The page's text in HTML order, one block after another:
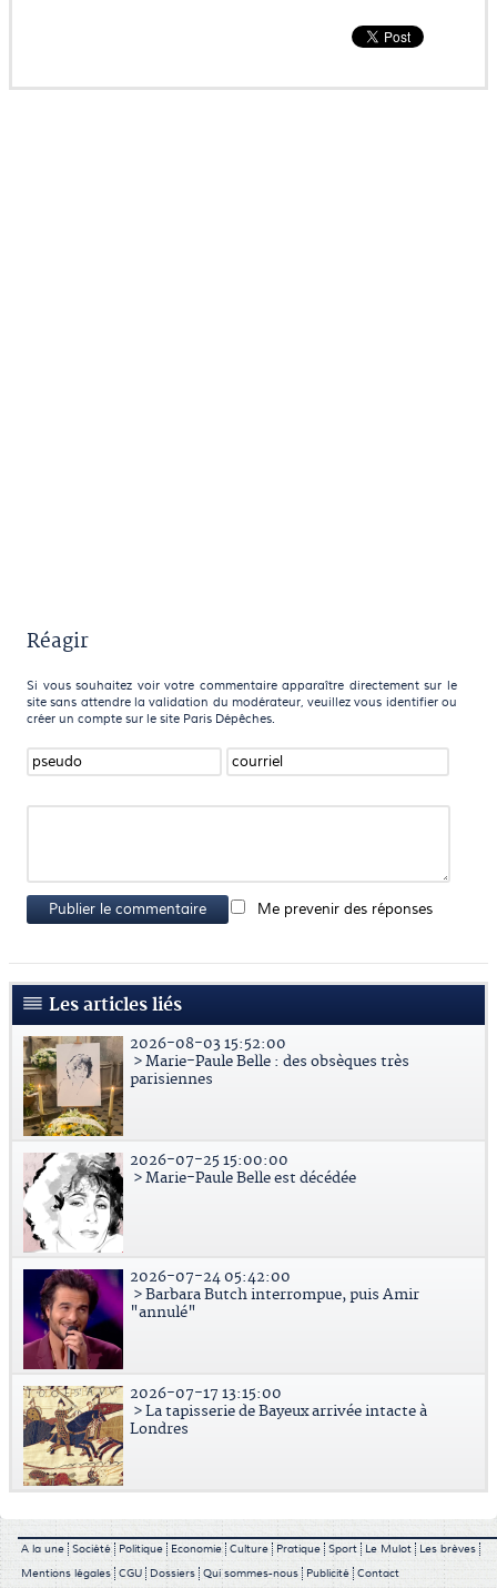
Réagir
Si vous souhaitez voir votre commentaire apparaître directement sur le
site sans attendre la validation du modérateur, veuillez vous identifier ou
créer un compte sur le site Paris Dépêches.
Publier le commentaire Me prevenir des réponses
Les articles liés
2026-08-03 15:52:00
> Marie-Paule Belle : des obsèques très
parisiennes
2026-07-25 15:00:00
> Marie-Paule Belle est décédée
2026-07-24 05:42:00
> Barbara Butch interrompue, puis Amir
"annulé"
2026-07-17 13:15:00
> La tapisserie de Bayeux arrivée intacte à
Londres
A la une Société Politique Economie Culture Pratique Sport Le Mulot
Les brèves
Mentions légales CGU Dossiers Qui sommes-nous Publicité Contact